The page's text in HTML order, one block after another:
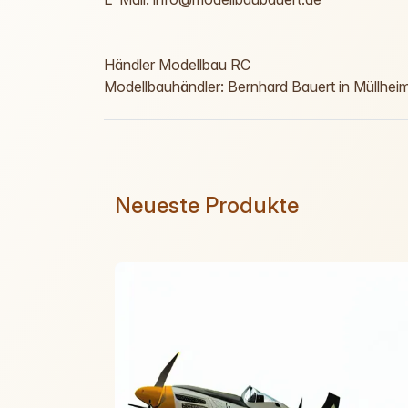
Händler Modellbau RC
Modellbauhändler: Bernhard Bauert in
Neueste Produkte